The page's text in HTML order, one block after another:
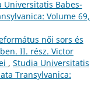
Universitatis Babes-
Volume 69,
női sors és
II. rész. Victor
, Studia Universitatis
Transylvanica: